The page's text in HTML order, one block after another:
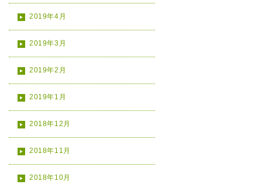
2019年4月
2019年3月
2019年2月
2019年1月
2018年12月
2018年11月
2018年10月